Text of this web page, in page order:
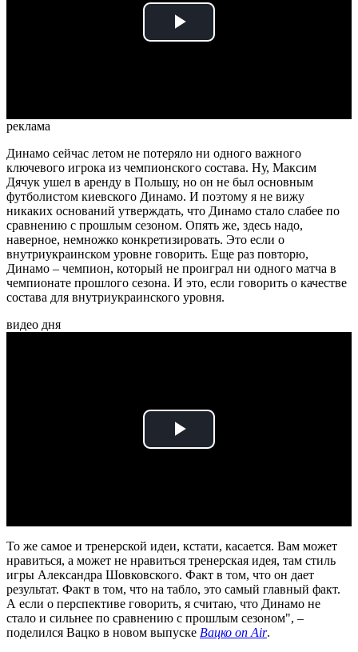
Play
реклама
Динамо сейчас летом не потеряло ни одного важного
ключевого игрока из чемпионского состава. Ну, Максим
Дячук ушел в аренду в Польшу, но он не был основным
футболистом киевского Динамо. И поэтому я не вижу
никаких оснований утверждать, что Динамо стало слабее по
сравнению с прошлым сезоном. Опять же, здесь надо,
наверное, немножко конкретизировать. Это если о
внутриукраинском уровне говорить. Еще раз повторю,
Динамо – чемпион, который не проиграл ни одного матча в
чемпионате прошлого сезона. И это, если говорить о качестве
состава для внутриукраинского уровня.
видео дня
Play
То же самое и тренерской идеи, кстати, касается. Вам может
нравиться, а может не нравиться тренерская идея, там стиль
игры Александра Шовковского. Факт в том, что он дает
результат. Факт в том, что на табло, это самый главный факт.
А если о перспективе говорить, я считаю, что Динамо не
стало и сильнее по сравнению с прошлым сезоном", –
поделился Вацко в новом выпуске Вацко on Air.